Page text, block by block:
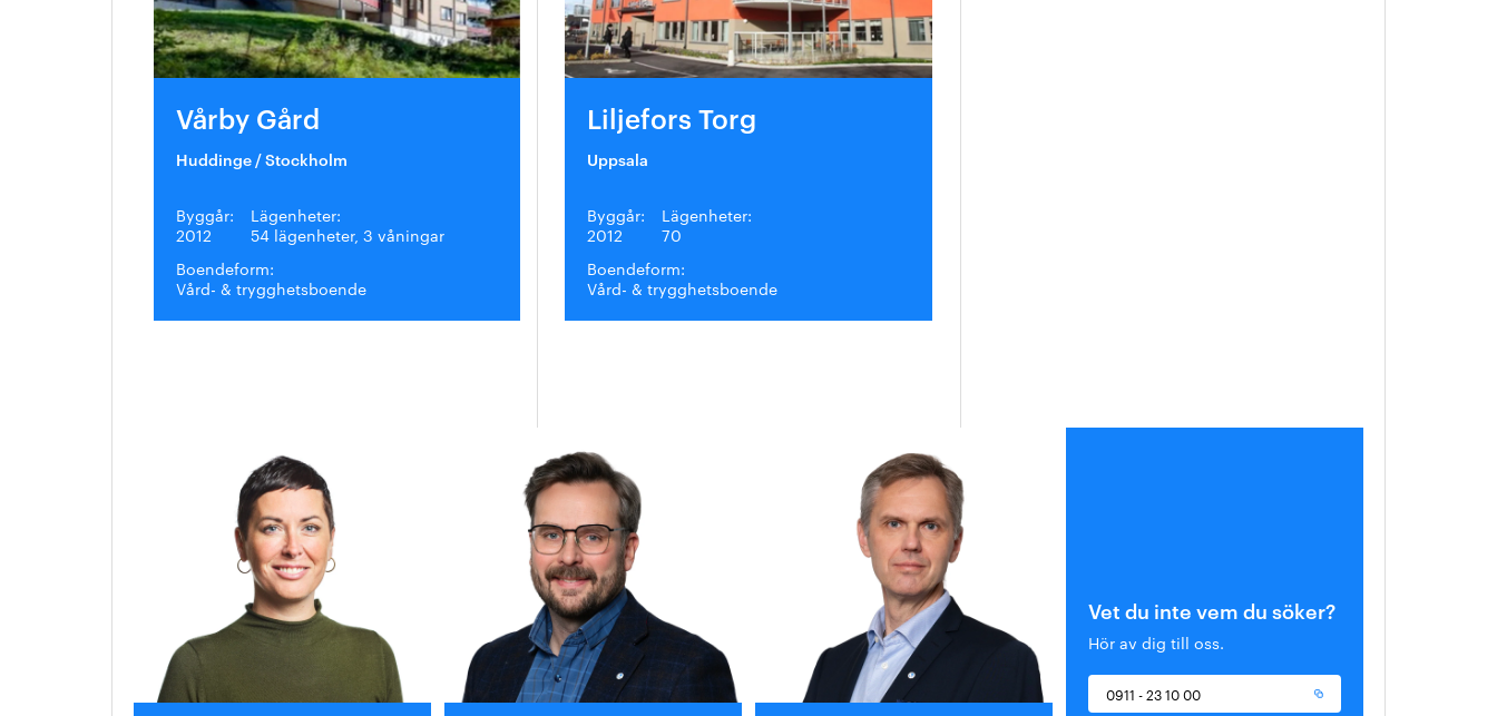
Vårby Gård
Huddinge / Stockholm
Byggår:
2012
Lägenheter:
54 lägenheter, 3 våningar
Boendeform:
Vård- & trygghetsboende
Liljefors Torg
Uppsala
Byggår:
2012
Lägenheter:
70
Boendeform:
Vård- & trygghetsboende
Vet du inte vem du söker?
Hör av dig till oss.
0911 - 23 10 00